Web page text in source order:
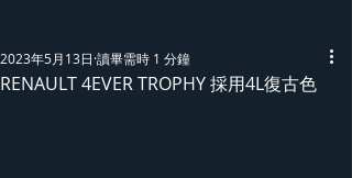
RENAULT 4EVER TROPHY 採用4L復古色
2023年5月13日 讀畢需時 1 分鐘